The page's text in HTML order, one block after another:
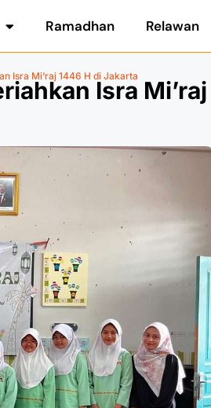
Ramadhan Relawan
Isra Mi’raj 1446 H di Jakarta
Isra Mi’raj